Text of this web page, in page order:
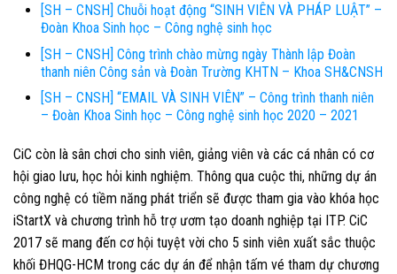
[SH – CNSH] Chuỗi hoạt động “SINH VIÊN VÀ PHÁP LUẬT” –
Đoàn Khoa Sinh học – Công nghệ sinh học
[SH – CNSH] Công trình chào mừng ngày Thành lập Đoàn
thanh niên Công sản và Đoàn Trường KHTN – Khoa SH&CNSH
[SH – CNSH] “EMAIL VÀ SINH VIÊN” – Công trình thanh niên
– Đoàn Khoa Sinh học – Công nghệ sinh học 2020 – 2021
CiC còn là sân chơi cho sinh viên, giảng viên và các cá nhân có cơ
hội giao lưu, học hỏi kinh nghiệm. Thông qua cuộc thi, những dự án
công nghệ có tiềm năng phát triển sẽ được tham gia vào khóa học
iStartX và chương trình hỗ trợ ươm tạo doanh nghiệp tại ITP. CiC
2017 sẽ mang đến cơ hội tuyệt vời cho 5 sinh viên xuất sắc thuộc
khối ĐHQG-HCM trong các dự án để nhận tấm vé tham dự chương